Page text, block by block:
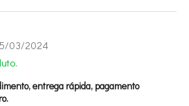
03/2024
entrega rápida, pagamento